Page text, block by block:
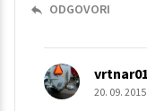
ODGOVORI
vrtnar01
20. 09.